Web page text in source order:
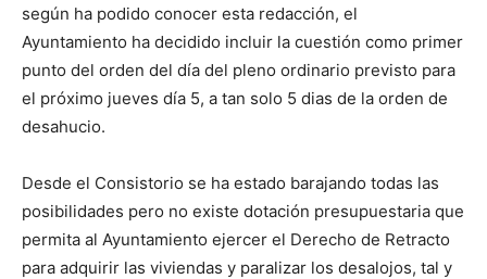
según ha podido conocer esta redacción, el
Ayuntamiento ha decidido incluir la cuestión como primer
punto del orden del día del pleno ordinario previsto para
el próximo jueves día 5, a tan solo 5 dias de la orden de
desahucio.
Desde el Consistorio se ha estado barajando todas las
posibilidades pero no existe dotación presupuestaria que
permita al Ayuntamiento ejercer el Derecho de Retracto
para adquirir las viviendas y paralizar los desalojos, tal y